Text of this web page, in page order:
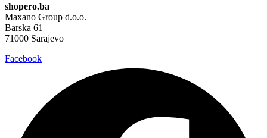
shopero.ba
Maxano Group d.o.o.
Barska 61
71000 Sarajevo
Facebook